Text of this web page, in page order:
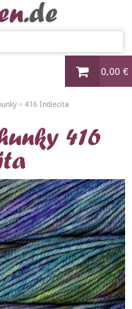
0,00 €
» 416 Indiecita
416